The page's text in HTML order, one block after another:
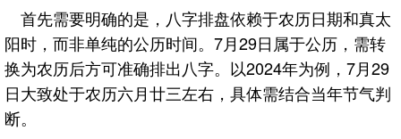
首先需要明确的是，八字排盘依赖于农历日期和真太
阳时，而非单纯的公历时间。7月29日属于公历，需转
换为农历后方可准确排出八字。以2024年为例，7月29
日大致处于农历六月廿三左右，具体需结合当年节气判
断。